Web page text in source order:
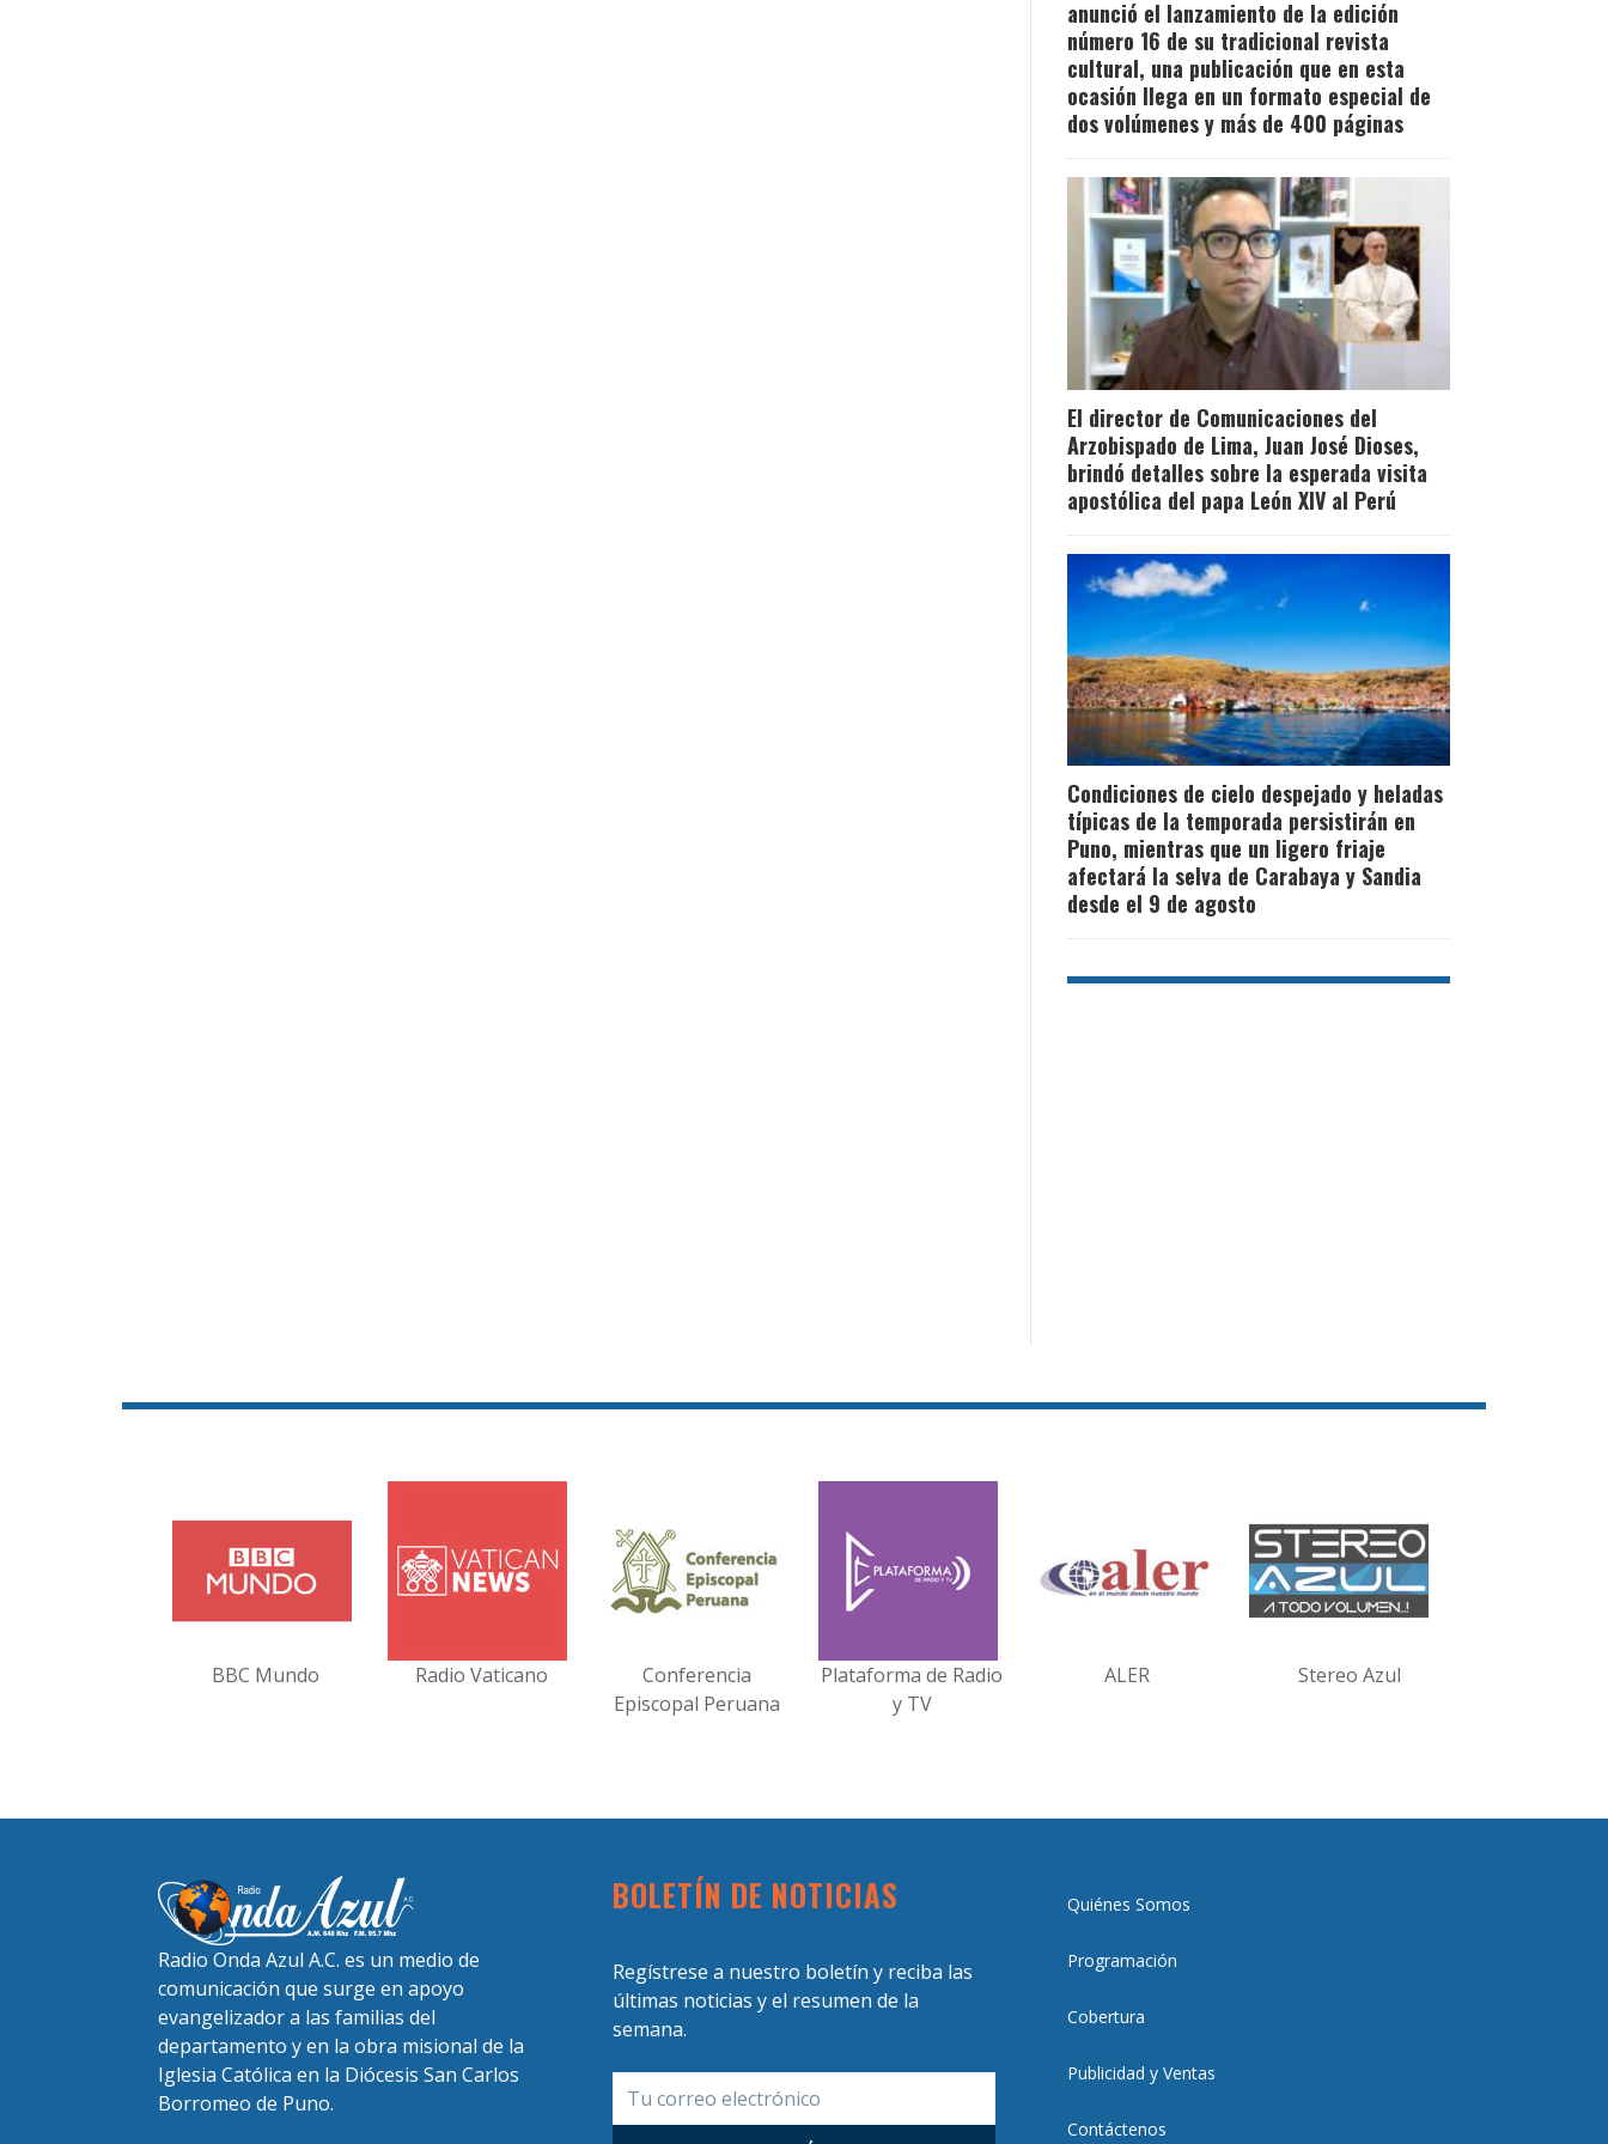
anunció el lanzamiento de la edición
número 16 de su tradicional revista
cultural, una publicación que en esta
ocasión llega en un formato especial de
dos volúmenes y más de 400 páginas
El director de Comunicaciones del
Arzobispado de Lima, Juan José Dioses,
brindó detalles sobre la esperada visita
apostólica del papa León XIV al Perú
Condiciones de cielo despejado y heladas
típicas de la temporada persistirán en
Puno, mientras que un ligero friaje
afectará la selva de Carabaya y Sandia
desde el 9 de agosto
BBC Mundo Radio Vaticano
Conferencia
Episcopal Peruana
Plataforma de Radio
y TV
ALER Stereo Azul
Radio Onda Azul A.C. es un medio de
comunicación que surge en apoyo
evangelizador a las familias del
departamento y en la obra misional de la
Iglesia Católica en la Diócesis San Carlos
Borromeo de Puno.
BOLETÍN DE NOTICIAS
Regístrese a nuestro boletín y reciba las
últimas noticias y el resumen de la
semana.
Quiénes Somos
Programación
Cobertura
Publicidad y Ventas
Contáctenos